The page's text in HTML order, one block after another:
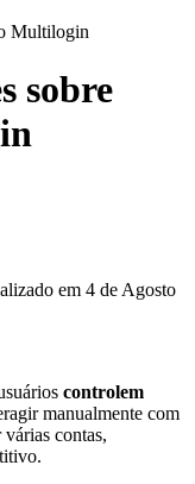
Multilogin
sobre
em 4 de Agosto
controlem
manualmente com
contas,